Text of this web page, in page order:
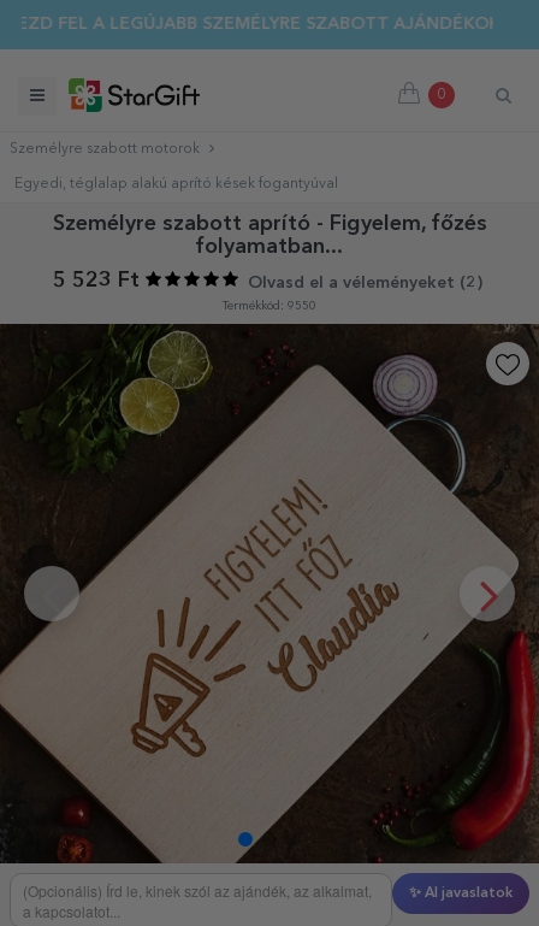
FEL A LEGÚJABB SZEMÉLYRE SZABOTT AJÁNDÉKOKAT!
0
Személyre szabott motorok
Egyedi, téglalap alakú aprító kések fogantyúval
Személyre szabott aprító - Figyelem, főzés
folyamatban...
5 523 Ft
Olvasd el a véleményeket (2 )
Termékkód: 9550
✨ AI javaslatok